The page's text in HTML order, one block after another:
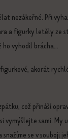
nezákeřné. Při
a figurky letěly ze
ho vyhodil brácha...
akorát
což přináší
vymýšlejte sami. My
se v souboji